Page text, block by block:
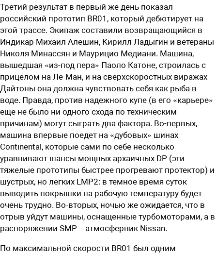
Третий результат в первый же день показал
российский прототип BR01, который дебютирует на
этой трассе. Экипаж составили возвращающийся в
Индикар Михаил Алешин, Кирилл Ладыгин и ветераны
Николя Минассян и Маурицио Медиани. Машина,
вышедшая «из-под пера» Паоло Катоне, строилась с
прицелом на Ле-Ман, и на сверхскоростных виражах
Дайтоны она должна чувствовать себя как рыба в
воде. Правда, против надежного купе (в его «карьере»
еще не было ни одного схода по техническим
причинам) могут сыграть два фактора. Во-первых,
машина впервые поедет на «дубовых» шинах
Continental, которые сами по себе несколько
уравнивают шансы мощных архаичных DP (эти
тяжелые прототипы быстрее прогревают протектор) и
шустрых, но легких LMP2: в темное время суток
выводить покрышки на рабочую температуру будет
очень трудно. Во-вторых, ночью же ожидается, что в
отрыв уйдут машины, оснащенные турбомоторами, а в
распоряжении SMP – атмосферник Nissan.
По максимальной скорости BR01 был одним